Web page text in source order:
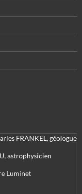
FRANKEL, géologue
astrophysicien
Luminet